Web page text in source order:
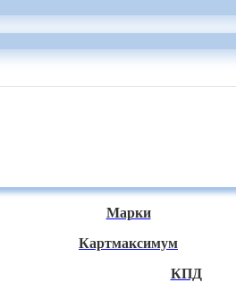
Марки
Картмаксимум
КПД